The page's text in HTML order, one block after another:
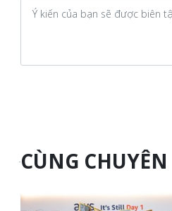
CÙNG